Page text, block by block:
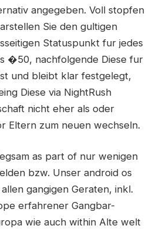
angegeben. Voll stopfen
Sie den gultigen
Statuspunkt fur jedes
�50, nachfolgende Diese fur
und bleibt klar festgelegt,
Diese via NightRush
nicht eher als oder
Eltern zum neuen wechseln.
as part of nur wenigen
bzw. Unser android os
gangigen Geraten, inkl.
erfahrener Gangbar-
wie auch within Alte welt